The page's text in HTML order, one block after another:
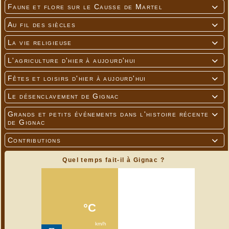

Faune et flore sur le Causse de Martel

Au fil des siècles

La vie religieuse

L'agriculture d'hier à aujourd'hui

Fêtes et loisirs d'hier à aujourd'hui

Le désenclavement de Gignac

Grands et petits événements dans l'histoire récente
de Gignac

Contributions
Quel temps fait-il à Gignac ?